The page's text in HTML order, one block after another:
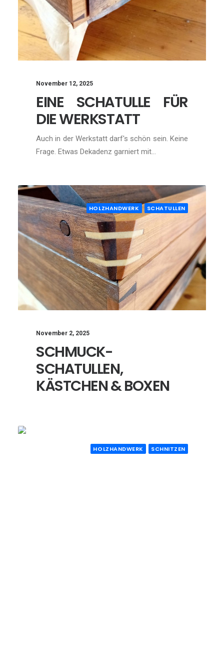
November 12, 2025
EINE SCHATULLE FÜR
DIE WERKSTATT
Auch in der Werkstatt darf's schön sein. Keine
Frage. Etwas Dekadenz garniert mit…
HOLZHANDWERK SCHATULLEN
November 2, 2025
SCHMUCK-
SCHATULLEN,
KÄSTCHEN & BOXEN
HOLZHANDWERK SCHNITZEN